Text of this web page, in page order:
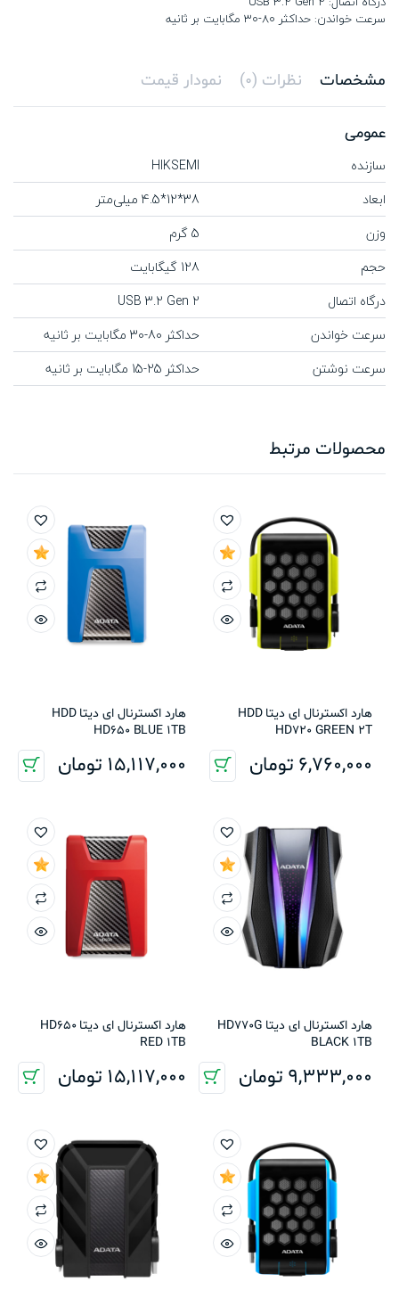
سرعت خواندن: حداکثر 80-30 مگابایت بر ثانیه
مشخصات نظرات (0) نمودار قیمت
عمومی
سازنده
HIKSEMI
ابعاد
38*12*4.5 میلی‌متر
وزن
5 گرم
حجم
128 گیگابایت
درگاه اتصال
USB 3.2 Gen 2
سرعت خواندن
حداکثر 80-30 مگابایت بر ثانیه
سرعت نوشتن
حداکثر 25-15 مگابایت بر ثانیه
محصولات مرتبط
هارد اکسترنال ای دیتا HDD
HD720 GREEN 2T
6,760,000 تومان
هارد اکسترنال ای دیتا HDD
HD650 BLUE 1TB
15,117,000 تومان
هارد اکسترنال ای دیتا HD770G
BLACK 1TB
9,333,000 تومان
هارد اکسترنال ای دیتا HD650
RED 1TB
15,117,000 تومان